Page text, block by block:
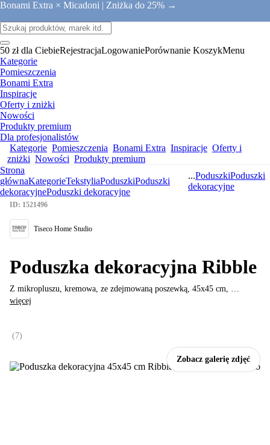
Bonami Extra × Micadoni | Zniżka do 25% →
50 zł dla CiebieRejestracjaLogowaniePorównanie KoszykMenu
Kategorie
Pomieszczenia
Bonami Extra
Inspiracje
Oferty i zniżki
Nowości
Produkty premium
Dla profesjonalistów
Kategorie Pomieszczenia Bonami Extra Inspiracje Oferty i
zniżki Nowości Produkty premium
Strona
głównaKategorieTekstyliaPoduszkiPoduszki
dekoracyjnePoduszki dekoracyjne
...PoduszkiPoduszki
dekoracyjne
Zobacz galerię zdjęć
ID: 1521496
Tiseco Home Studio
Poduszka dekoracyjna Ribble
Z mikropluszu, kremowa, ze zdejmowaną poszewką, 45x45 cm, …
więcej
(7)